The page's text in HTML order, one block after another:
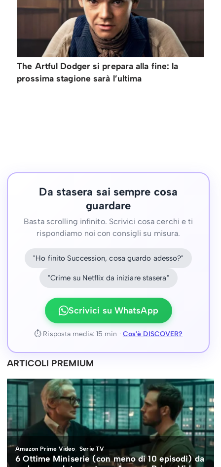
The Artful Dodger si prepara alla fine: la
prossima stagione sarà l’ultima
Da stasera sai sempre cosa
guardare
Basta scrolling infinito. Scrivici cosa cerchi e ti
rispondiamo noi con consigli su misura.
"Ho finito Succession, cosa guardo adesso?"
"Crime su Netflix da iniziare stasera"
Scrivici su WhatsApp
⏱ Risposta media: 15 min · Cos'è DISCOVER?
ARTICOLI PREMIUM